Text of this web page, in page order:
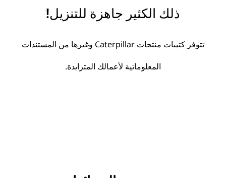
ذلك الكثير جاهزة للتنزيل!
تتوفر كتيبات منتجات Caterpillar وغيرها من المستندات
المعلوماتية لأعمالك المتزايدة.